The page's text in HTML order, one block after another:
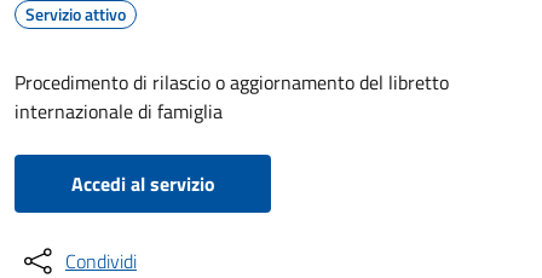
Servizio attivo
Procedimento di rilascio o aggiornamento del libretto
internazionale di famiglia
Accedi al servizio
Condividi